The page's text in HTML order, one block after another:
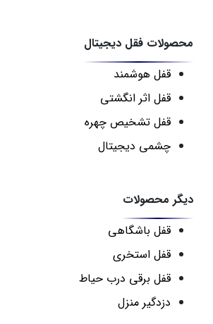
محصولات فقل دیجیتال
قفل هوشمند
قفل اثر انگشتی
قفل تشخیص چهره
چشمی دیجیتال
دیگر محصولات
قفل باشگاهی
قفل استخری
قفل برقی درب حیاط
دزدگیر منزل